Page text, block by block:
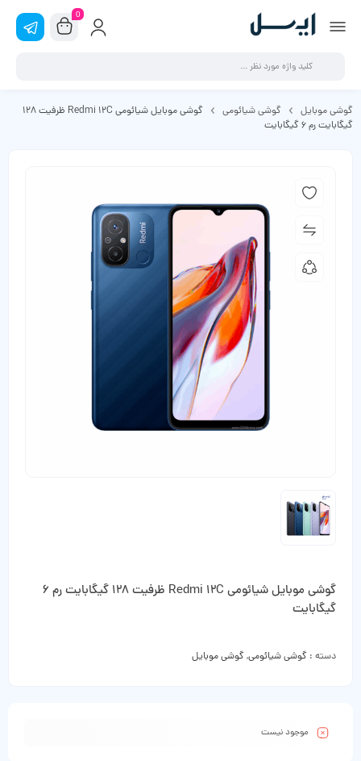
0
گوشی موبایل گوشی شیائومی
گوشی موبایل شیائومی Redmi 12C ظرفیت 128
گیگابایت رم 6 گیگابایت
گوشی موبایل شیائومی Redmi 12C ظرفیت 128 گیگابایت رم 6
گیگابایت
دسته : گوشی شیائومی,گوشی موبایل
موجود نیست